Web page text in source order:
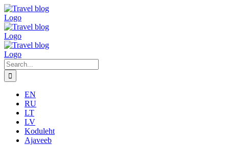
Skip
to
content
Search
for:
EN
RU
LT
LV
Koduleht
Ajaveeb